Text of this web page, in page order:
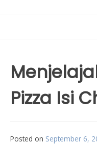
Pizza Isi
Posted on September 6,